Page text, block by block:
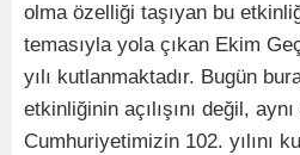
olma özelliği taşıyan bu
temasıyla yola çıkan Ekim
yılı kutlanmaktadır. Bugün
etkinliğinin açılışını değil,
Cumhuriyetimizin 102. yılını